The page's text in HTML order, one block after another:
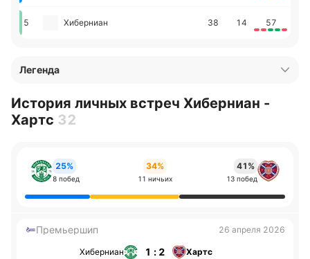
5 Хиберниан 38 14 57
Легенда
История личных встреч Хиберниан -
Хартс 32
25%
8 побед
34%
11 ничьих
41%
13 побед
Премьершип 26 апреля 2026
Хиберниан 1 : 2 Хартс